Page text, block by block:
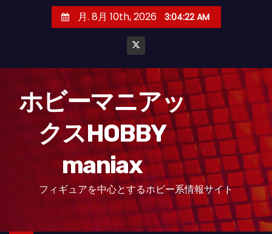
月. 8月 10th, 2026 3:04:24 AM
ホビーマニアッ
クスHOBBY
maniax
フィギュアを中心とするホビー系情報サイト